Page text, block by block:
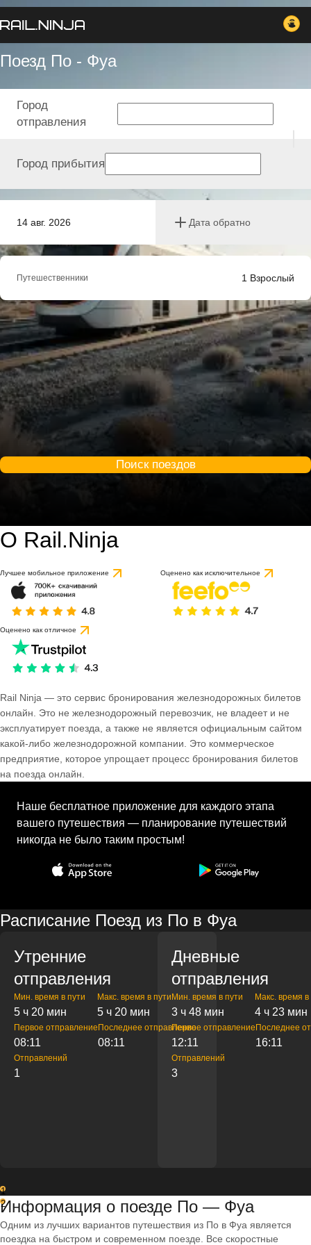
Поезд По - Фуа
14 авг. 2026 Дата обратно
Город
отправления
Город прибытия
Путешественники 1 Взрослый
Поиск поездов
О Rail.Ninja
Лучшее мобильное приложение Оценено как исключительное
Оценено как отличное
Rail Ninja — это сервис бронирования железнодорожных билетов
онлайн. Это не железнодорожный перевозчик, не владеет и не
эксплуатирует поезда, а также не является официальным сайтом
какой-либо железнодорожной компании. Это коммерческое
предприятие, которое упрощает процесс бронирования билетов
на поезда онлайн.
Наше бесплатное приложение для каждого этапа
вашего путешествия — планирование путешествий
никогда не было таким простым!
Расписание Поезд из По в Фуа
Утренние
отправления
Мин. время в пути
5 ч 20 мин
Макс. время в пути
5 ч 20 мин
Первое отправление
08:11
Последнее отправление
08:11
Отправлений
1
Дневные
отправления
Мин. время в пути
3 ч 48 мин
Макс. время в
4 ч 23 мин
Первое отправление
12:11
Последнее
16:11
Отправлений
3
1
2
Информация о поезде По — Фуа
Одним из лучших вариантов путешествия из По в Фуа является
поездка на быстром и современном поезде. Все скоростные